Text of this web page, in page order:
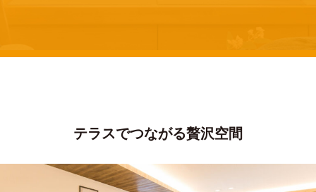
テラスでつながる贅沢空間